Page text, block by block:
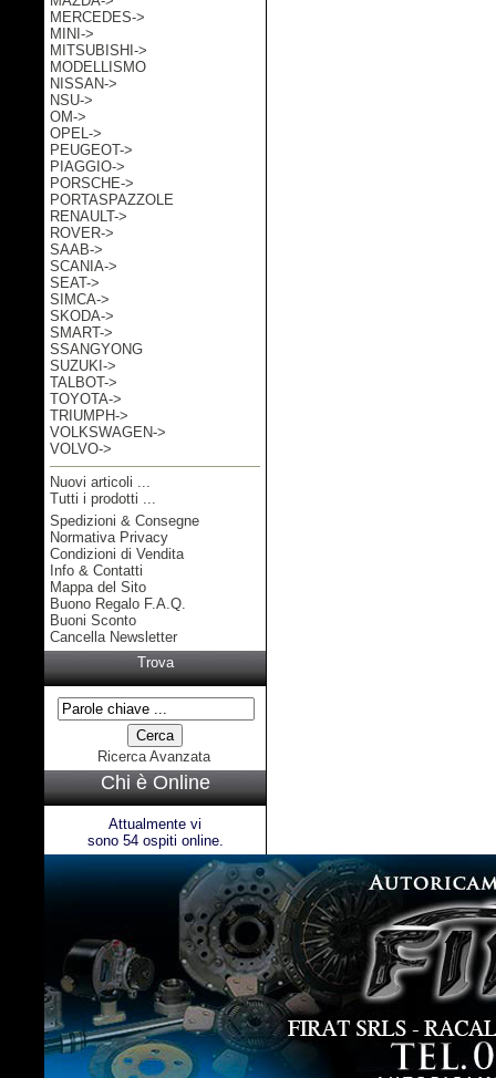
MERCEDES->
MINI->
MITSUBISHI->
MODELLISMO
NISSAN->
NSU->
OM->
OPEL->
PEUGEOT->
PIAGGIO->
PORSCHE->
PORTASPAZZOLE
RENAULT->
ROVER->
SAAB->
SCANIA->
SEAT->
SIMCA->
SKODA->
SMART->
SSANGYONG
SUZUKI->
TALBOT->
TOYOTA->
TRIUMPH->
VOLKSWAGEN->
VOLVO->
Nuovi articoli ...
Tutti i prodotti ...
Informazioni
Spedizioni & Consegne
Normativa Privacy
Condizioni di Vendita
Info & Contatti
Mappa del Sito
Buono Regalo F.A.Q.
Buoni Sconto
Cancella Newsletter
Trova
Ricerca Avanzata
Chi è Online
Attualmente vi
sono 54 ospiti online.